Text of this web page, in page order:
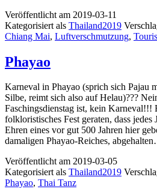
Veröffentlicht am 2019-03-11
Kategorisiert als Thailand2019
Chiang Mai, Luftverschmutzung,
Phayao
Karneval in Phayao (sprich sich Pajau
Silbe, reimt sich also auf Helau)???
Faschingsdienstag ist, kein
folkloristisches Fest geraten, dass jedes
Ehren eines vor gut 500 Jahren hier
damaligen Phayao-Reiches,
Veröffentlicht am 2019-03-05
Kategorisiert als Thailand2019
Phayao, Thai Tanz